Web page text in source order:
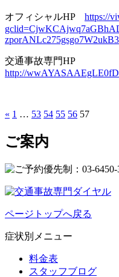
オフィシャルHP https://
交通事故専門HP
http://
« 1 … 53 54 55 56 57
ご案内
ページトップへ戻る
症状別メニュー
料金表
スタッフブログ